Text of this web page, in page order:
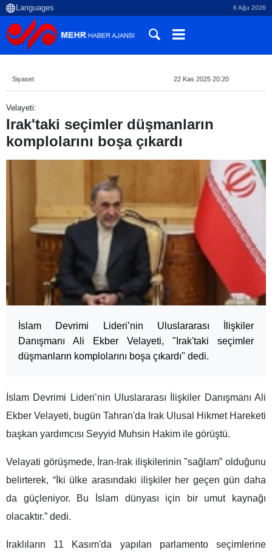
6 Ağu 2026
Siyaset 22 Kas 2025 20:20
Velayeti:
Irak'taki seçimler düşmanların
komplolarını boşa çıkardı
İslam Devrimi Lideri’nin Uluslararası İlişkiler
Danışmanı Ali Ekber Velayeti, "Irak'taki seçimler
düşmanların komplolarını boşa çıkardı" dedi.
İslam Devrimi Lideri’nin Uluslararası İlişkiler Danışmanı Ali
Ekber Velayeti, bugün Tahran'da Irak Ulusal Hikmet Hareketi
başkan yardımcısı Seyyid Muhsin Hakim ile görüştü.
Velayati görüşmede, İran-Irak ilişkilerinin "sağlam” olduğunu
belirterek, “İki ülke arasındaki ilişkiler her geçen gün daha
da güçleniyor. Bu İslam dünyası için bir umut kaynağı
olacaktır.” dedi.
Iraklıların 11 Kasım'da yapılan parlamento seçimlerine